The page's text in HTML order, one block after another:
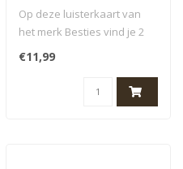
Op deze luisterkaart van
het merk Besties vind je 2
verhalen van het
Muizenhuis...
€11,99